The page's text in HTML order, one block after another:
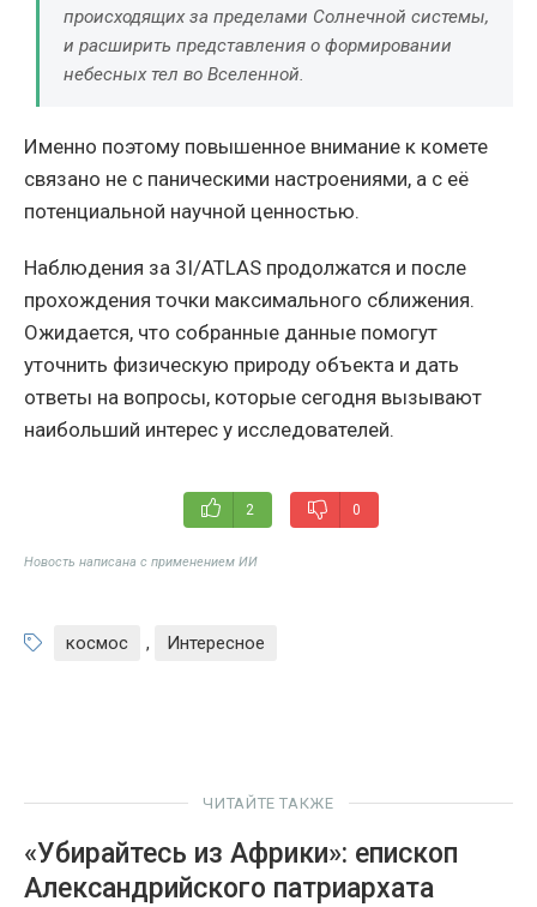
происходящих за пределами Солнечной системы,
и расширить представления о формировании
небесных тел во Вселенной.
Именно поэтому повышенное внимание к комете
связано не с паническими настроениями, а с её
потенциальной научной ценностью.
Наблюдения за 3I/ATLAS продолжатся и после
прохождения точки максимального сближения.
Ожидается, что собранные данные помогут
уточнить физическую природу объекта и дать
ответы на вопросы, которые сегодня вызывают
наибольший интерес у исследователей.
2 0
Новость написана с применением ИИ
космос , Интересное
ЧИТАЙТЕ ТАКЖЕ
«Убирайтесь из Африки»: епископ
Александрийского патриархата